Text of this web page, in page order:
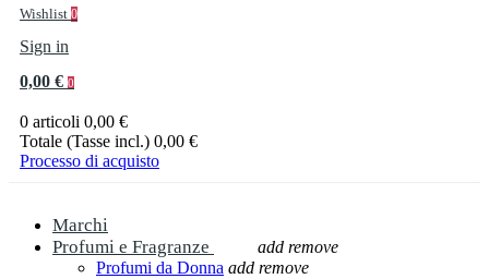
Wishlist 0
Sign in
0,00 € 0
0 articoli 0,00 €
Totale (Tasse incl.) 0,00 €
Processo di acquisto
Marchi
Profumi e Fragranze
add remove
Profumi da Donna add remove